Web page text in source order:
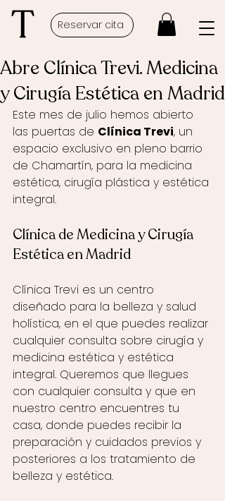
Reservar cita
Abre Clínica Trevi. Medicina
y Cirugía Estética en Madrid
Este mes de julio hemos abierto
las puertas de Clínica Trevi, un
espacio exclusivo en pleno barrio
de Chamartín, para la medicina
estética, cirugía plástica y estética
integral.
Clínica de Medicina y Cirugía
Estética en Madrid
Clínica Trevi es un centro
diseñado para la belleza y salud
holística, en el que puedes realizar
cualquier consulta sobre cirugía y
medicina estética y estética
integral. Queremos que llegues
con cualquier consulta y que en
nuestro centro encuentres tu
casa, donde puedes recibir la
preparación y cuidados previos y
posteriores a los tratamiento de
belleza y estética.